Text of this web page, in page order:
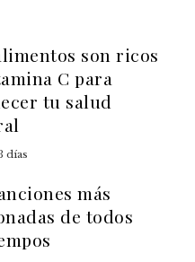
son ricos
C para
tu salud
días
más
de todos